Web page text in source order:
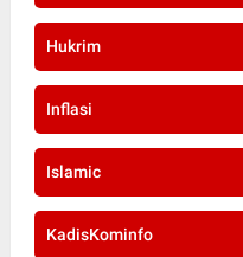
Hukrim
Inflasi
Islamic
KadisKominfo